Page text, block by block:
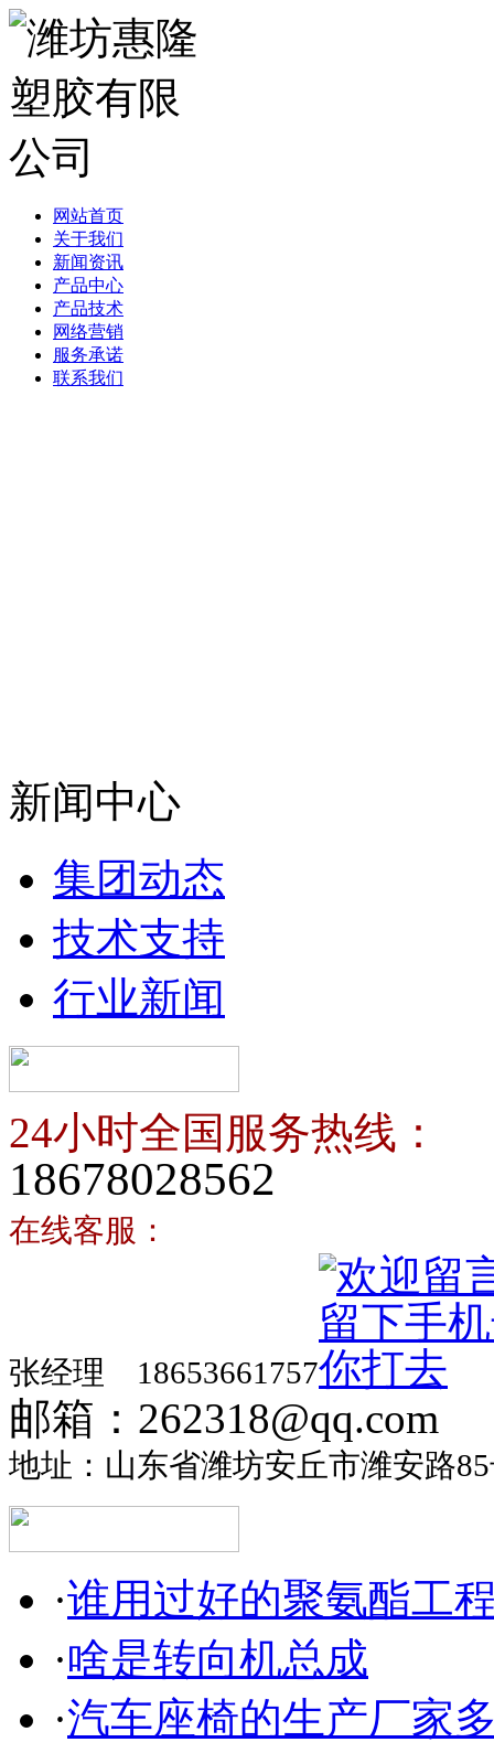
网站首页
关于我们
新闻资讯
产品中心
产品技术
网络营销
服务承诺
联系我们
新闻中心
集团动态
技术支持
行业新闻
24小时全国服务热线：
18678028562
在线客服：
张经理 18653661757
邮箱：262318@qq.com
地址：山东省潍坊安丘市潍安路
·谁用过好的聚氨酯工
·啥是转向机总成
·汽车座椅的生产厂家